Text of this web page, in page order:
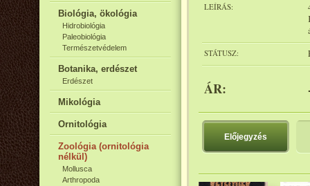
Biológia, ökológia
Hidrobiológia
Paleobiológia
Természetvédelem
Botanika, erdészet
Erdészet
Mikológia
Ornitológia
Zoológia (ornitológia
nélkül)
Mollusca
Arthropoda
LEÍRÁS:
STÁTUSZ:
ÁR:
Előjegyzés